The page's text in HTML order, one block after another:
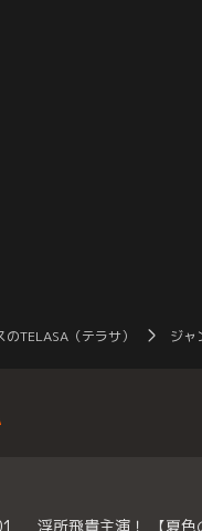
TELASA（テラサ） ジャ